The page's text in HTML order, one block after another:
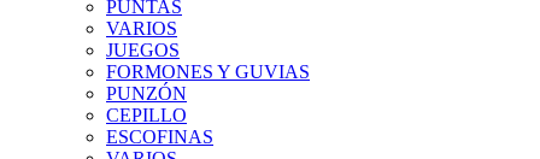
PUNTAS
VARIOS
JUEGOS
FORMONES Y GUVIAS
PUNZÓN
CEPILLO
ESCOFINAS